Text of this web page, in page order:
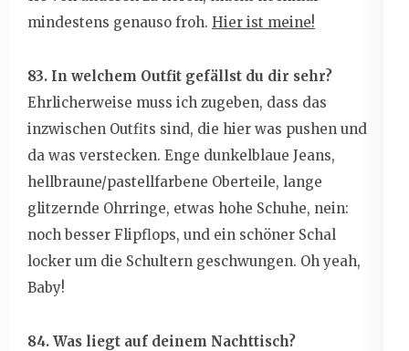
mindestens genauso froh. Hier ist meine!
83. In welchem Outfit gefällst du dir sehr?
Ehrlicherweise muss ich zugeben, dass das
inzwischen Outfits sind, die hier was pushen und
da was verstecken. Enge dunkelblaue Jeans,
hellbraune/pastellfarbene Oberteile, lange
glitzernde Ohrringe, etwas hohe Schuhe, nein:
noch besser Flipflops, und ein schöner Schal
locker um die Schultern geschwungen. Oh yeah,
Baby!
84. Was liegt auf deinem Nachttisch?